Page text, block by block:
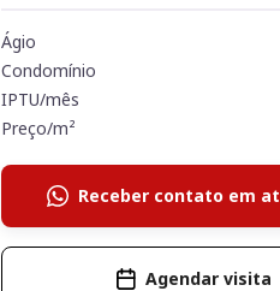
Ágio
Condomínio
IPTU/mês
Preço/m²
Receber contato em
Agendar visita